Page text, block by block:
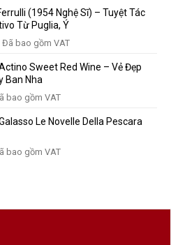
vang
nên
biết
Thành
VNĐ.
(1954 Nghệ Sĩ) – Tuyệt Tác
Từ Puglia, Ý
Giá
1.390.000 VNĐ.
Đã bao gồm VAT
Sweet Red Wine – Vẻ Đẹp
Ban Nha
bao gồm VAT
Le Novelle Della Pescara
bao gồm VAT